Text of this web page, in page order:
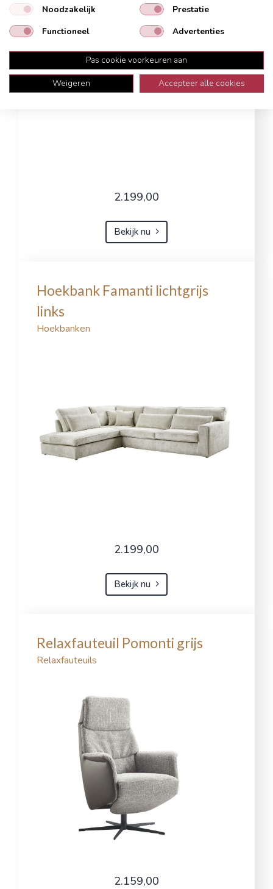
2.199,00
Bekijk nu
Hoekbank Famanti lichtgrijs
links
Hoekbanken
2.199,00
Bekijk nu
Relaxfauteuil Pomonti grijs
Relaxfauteuils
2.159,00
Noodzakelijk
Prestatie
Functioneel
Advertenties
Pas cookie voorkeuren aan
Weigeren
Accepteer alle cookies